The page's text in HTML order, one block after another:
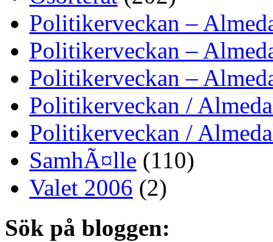
Politikerveckan –
Politikerveckan –
Politikerveckan –
Politikerveckan /
Politikerveckan /
SamhÃ¤lle (110)
Valet 2006 (2)
Sök på bloggen: